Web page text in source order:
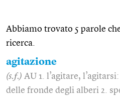
Abbiamo trovato 5 parole
ricerca.
agitazione
(s.f.) AU 1. l’agitare,
delle fronde degli alberi 2.